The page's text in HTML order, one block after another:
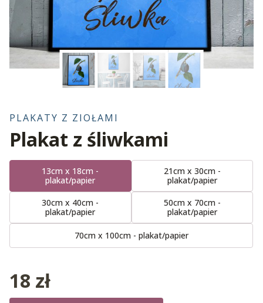
PLAKATY Z ZIOŁAMI
Plakat z śliwkami
13cm x 18cm -
plakat/papier
21cm x 30cm -
plakat/papier
30cm x 40cm -
plakat/papier
50cm x 70cm -
plakat/papier
70cm x 100cm - plakat/papier
18 zł